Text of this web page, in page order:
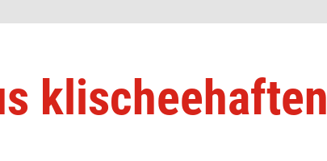
klischeehaften